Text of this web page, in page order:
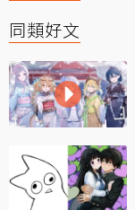
同類好文